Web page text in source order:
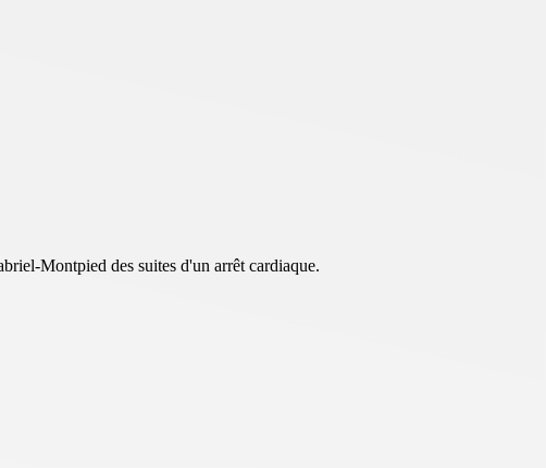
Montpied des suites d'un arrêt cardiaque.